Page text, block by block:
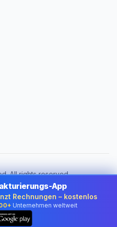
All rights reserved.
in Liechtenstein
App
Rechnungen – kostenlos
Unternehmen weltweit